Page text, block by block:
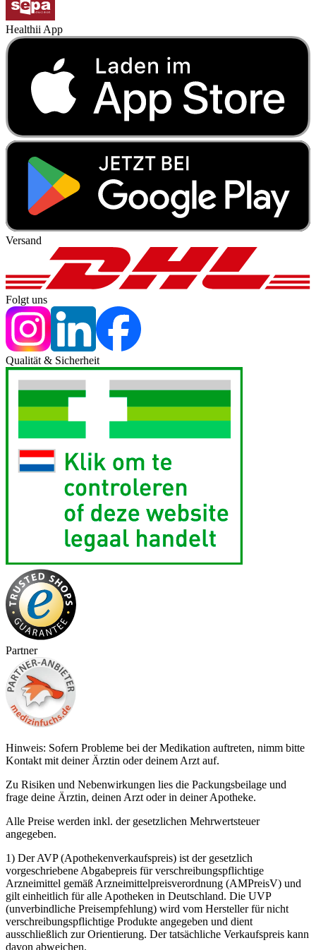
Healthii App
Versand
Folgt uns
Qualität & Sicherheit
Partner
Hinweis: Sofern Probleme bei der Medikation auftreten, nimm bitte
Kontakt mit deiner Ärztin oder deinem Arzt auf.
Zu Risiken und Nebenwirkungen lies die Packungsbeilage und
frage deine Ärztin, deinen Arzt oder in deiner Apotheke.
Alle Preise werden inkl. der gesetzlichen Mehrwertsteuer
angegeben.
1) Der AVP (Apothekenverkaufspreis) ist der gesetzlich
vorgeschriebene Abgabepreis für verschreibungspflichtige
Arzneimittel gemäß Arzneimittelpreisverordnung (AMPreisV) und
gilt einheitlich für alle Apotheken in Deutschland. Die UVP
(unverbindliche Preisempfehlung) wird vom Hersteller für nicht
verschreibungspflichtige Produkte angegeben und dient
ausschließlich zur Orientierung. Der tatsächliche Verkaufspreis kann
davon abweichen.